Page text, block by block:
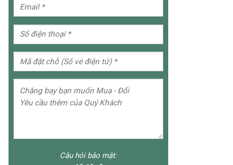
Câu hỏi bảo mật: